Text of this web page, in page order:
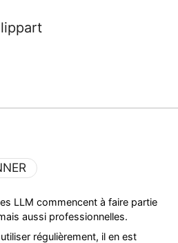
LLM commencent à faire partie
aussi professionnelles.
régulièrement, il en est